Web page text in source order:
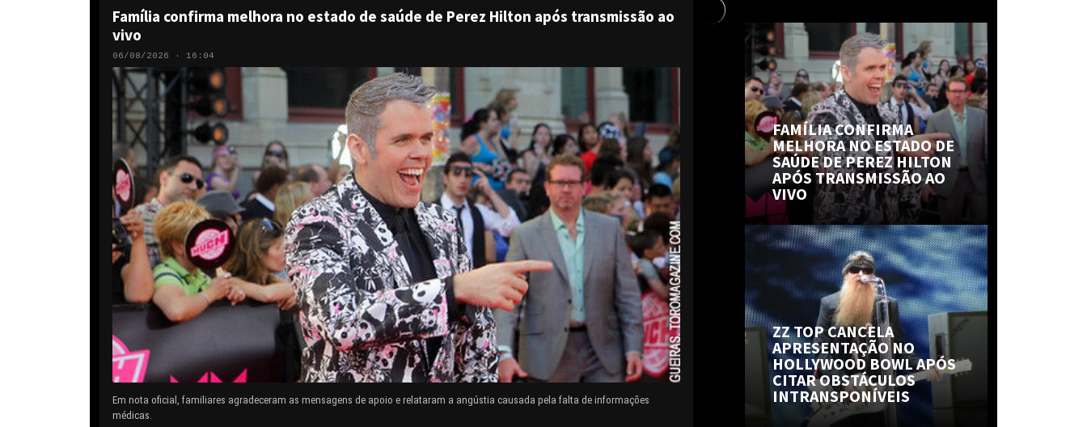
Família confirma melhora no estado de saúde de Perez Hilton após transmissão ao
vivo
06/08/2026 · 16:04
Em nota oficial, familiares agradeceram as mensagens de apoio e relataram a angústia causada pela falta de informações
médicas.
FAMÍLIA CONFIRMA
MELHORA NO ESTADO DE
SAÚDE DE PEREZ HILTON
APÓS TRANSMISSÃO AO
VIVO
ZZ TOP CANCELA
APRESENTAÇÃO NO
HOLLYWOOD BOWL APÓS
CITAR OBSTÁCULOS
INTRANSPONÍVEIS